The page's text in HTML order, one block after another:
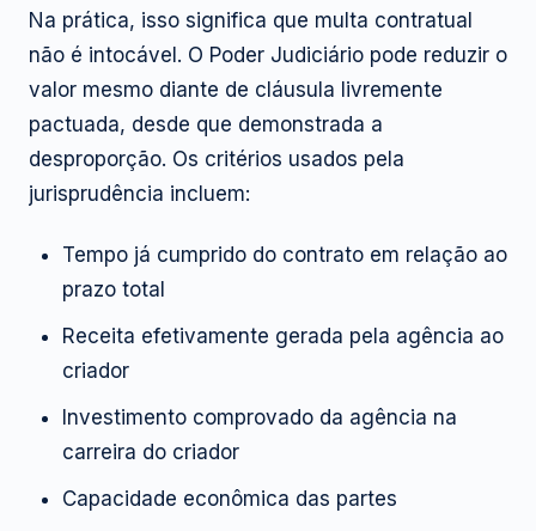
Na prática, isso significa que multa contratual
não é intocável. O Poder Judiciário pode reduzir o
valor mesmo diante de cláusula livremente
pactuada, desde que demonstrada a
desproporção. Os critérios usados pela
jurisprudência incluem:
Tempo já cumprido do contrato em relação ao
prazo total
Receita efetivamente gerada pela agência ao
criador
Investimento comprovado da agência na
carreira do criador
Capacidade econômica das partes